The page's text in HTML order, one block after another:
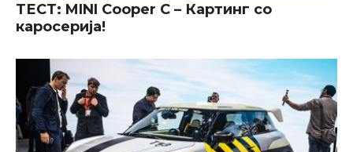
ТЕСТ: MINI Cooper C – Картинг со
каросерија!